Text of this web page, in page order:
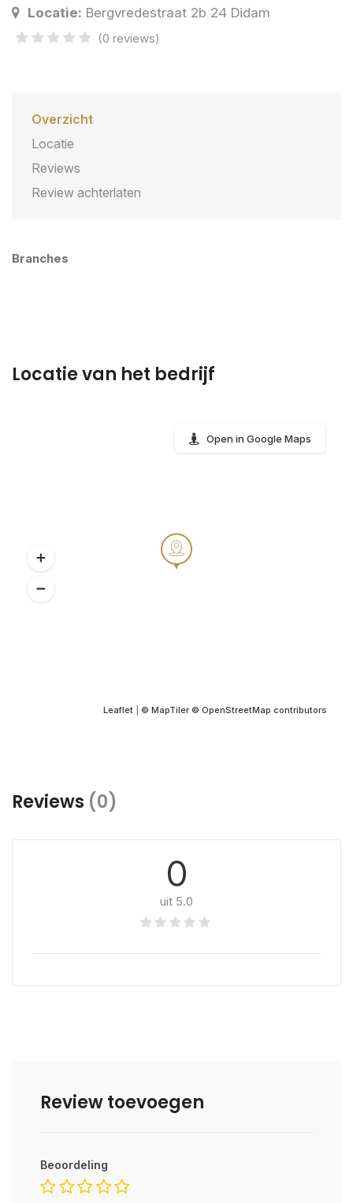
Locatie: Bergvredestraat 2b 24 Didam
(0 reviews)
Overzicht
Locatie
Reviews
Review achterlaten
Branches
Locatie van het bedrijf
Leaflet © MapTiler © OpenStreetMap contributors
Open in Google Maps
Reviews (0)
0
uit 5.0
Review toevoegen
Beoordeling